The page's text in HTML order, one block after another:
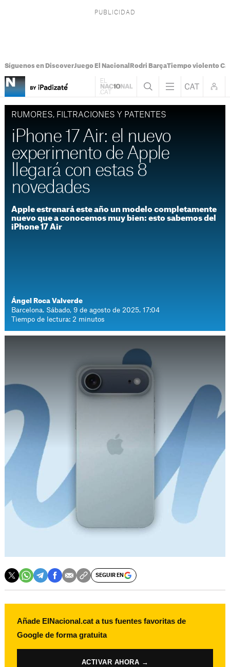
Síguenos en DiscoverJuego El Nacional Rodri BarçaTiempo violento
RUMORES, FILTRACIONES Y PATENTES
iPhone 17 Air: el nuevo
experimento de Apple
llegará con estas 8
novedades
Apple estrenará este año un modelo completamente
nuevo que a conocemos muy bien: esto sabemos del
iPhone 17 Air
Ángel Roca Valverde
Barcelona. Sábado, 9 de agosto de 2025. 17:04
Tiempo de lectura: 2 minutos
SEGUIR EN
Añade ElNacional.cat a tus fuentes favoritas de
Google de forma gratuita
ACTIVAR AHORA →